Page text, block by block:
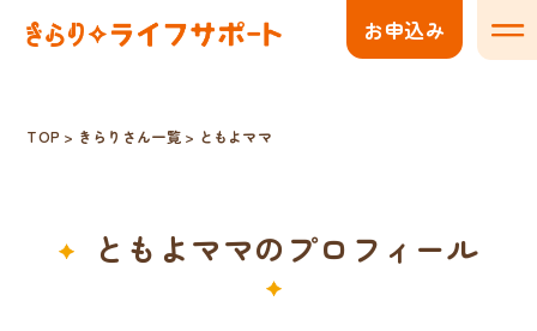
お申込み メ
TOP > きらりさん一覧 > ともよママ
ともよママのプロフィール